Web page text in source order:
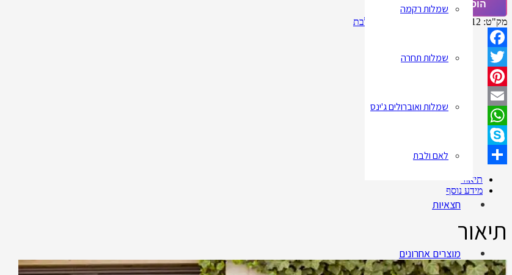
שמלות רקמה
שמלות תחרה
שמלות ואוברולים ג'ינס
לאם ולבת
חצאיות
מוצרים אחרונים
הוספה לסל
מק"ט: 32807252412 לאם ולבת
Facebook
Twitter
Pinterest
Email
WhatsApp
Skype
תיאור
מידע נוסף
תיאור